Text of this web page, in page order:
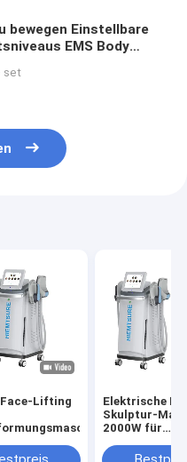
bewegen Einstellbare
EMS Body
set
Face-Lifting
Elektrische
Skulptur-
2000W für
Körper-